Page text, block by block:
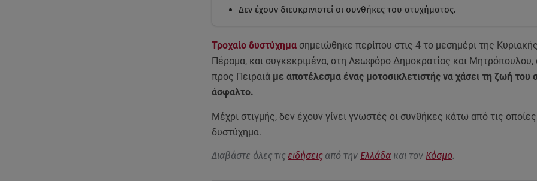
Δεν έχουν διευκρινιστεί οι συνθήκες του ατυχήματος.
Τροχαίο δυστύχημασημειώθηκε περίπου στις 4 το μεσημέρι της
Πέραμα, και συγκεκριμένα, στη Λεωφόρο Δημοκρατίας και Μητρόπουλου,
προς Πειραιάμε αποτέλεσμα ένας μοτοσικλετιστής να χάσει τη ζωή του
άσφαλτο.
Μέχρι στιγμής, δεν έχουν γίνει γνωστές οι συνθήκες κάτω από τις
δυστύχημα.
Διαβάστε όλες τις ειδήσειςαπό την Ελλάδακαι τον Κόσμο.